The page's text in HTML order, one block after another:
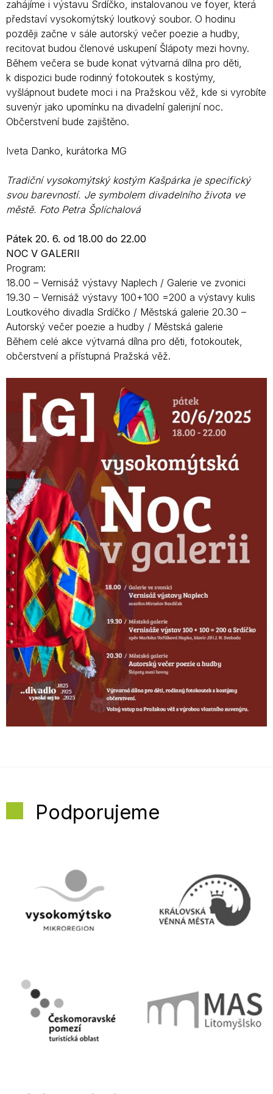
zahájíme i výstavu Srdíčko, instalovanou ve foyer, která
představí vysokomýtský loutkový soubor. O hodinu
později začne v sále autorský večer poezie a hudby,
recitovat budou členové uskupení Šlápoty mezi hovny.
Během večera se bude konat výtvarná dílna pro děti,
k dispozici bude rodinný fotokoutek s kostýmy,
vyšlápnout budete moci i na Pražskou věž, kde si vyrobíte
suvenýr jako upomínku na divadelní galerijní noc.
Občerstvení bude zajištěno.
Iveta Danko, kurátorka MG
Tradiční vysokomýtský kostým Kašpárka je specifický
svou barevností. Je symbolem divadelního života ve
městě. Foto Petra Šplíchalová
Pátek 20. 6. od 18.00 do 22.00
NOC V GALERII
Program:
18.00 – Vernisáž výstavy Naplech / Galerie ve zvonici
19.30 – Vernisáž výstavy 100+100 =200 a výstavy kulis
Loutkového divadla Srdíčko / Městská galerie 20.30 –
Autorský večer poezie a hudby / Městská galerie
Během celé akce výtvarná dílna pro děti, fotokoutek,
občerstvení a přístupná Pražská věž.
Podporujeme